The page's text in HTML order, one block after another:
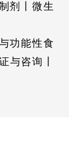
剂丨微生
功能性食
与咨询丨